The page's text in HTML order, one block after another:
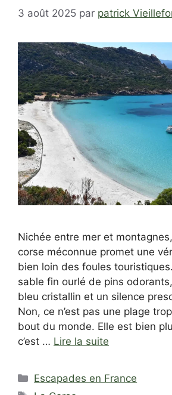
3 août 2025 par patrick
Nichée entre mer et
corse méconnue promet une
bien loin des foules
sable fin ourlé de pins
bleu cristallin et un silence
Non, ce n’est pas une plage
bout du monde. Elle est bien
c’est … Lire la suite
Catégories
Escapades en France